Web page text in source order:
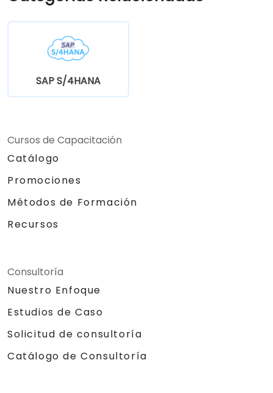
SAP S/4HANA
Cursos de Capacitación
Catálogo
Promociones
Métodos de Formación
Recursos
Consultoría
Nuestro Enfoque
Estudios de Caso
Solicitud de consultoría
Catálogo de Consultoría